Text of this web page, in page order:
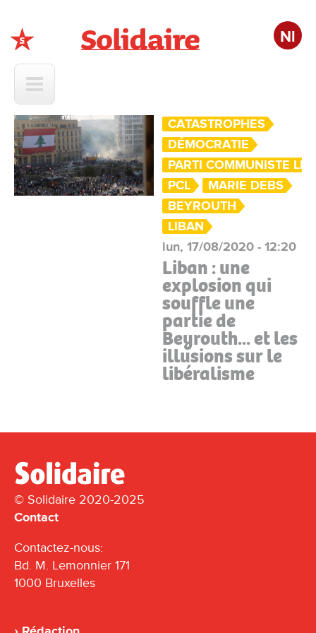
Nl
CATASTROPHES
DÉMOCRATIE
PARTI COMMUNISTE
PCL
MARIE DEBS
BEYROUTH
LIBAN
lun, 17/08/2020 - 12:20
Liban : une
explosion qui
souffle une
partie de
Beyrouth... et les
illusions sur le
libéralisme
© Solidaire 2020-2025
Contact
Contactez-nous:
Bd. M. Lemonnier 171
1000 Bruxelles